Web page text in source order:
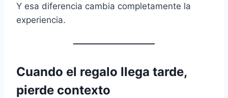
Y esa diferencia cambia completamente la
experiencia.
Cuando el regalo llega tarde,
pierde contexto